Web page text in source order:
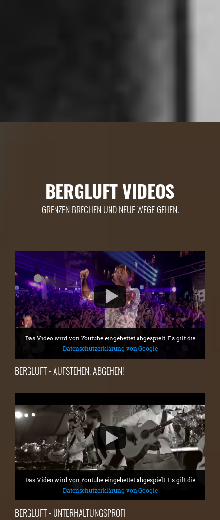
BERGLUFT VIDEOS
GRENZEN BRECHEN UND NEUE WEGE GEHEN.
Das Video wird von Youtube eingebettet abgespielt. Es gilt die
Datenschutzerklärung von Google
BERGLUFT - AUFSTEHEN, ABGEHEN!
Das Video wird von Youtube eingebettet abgespielt. Es gilt die
Datenschutzerklärung von Google
BERGLUFT - UNTERHALTUNGSPROFI